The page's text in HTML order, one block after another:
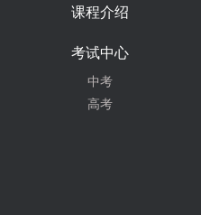
课程介绍
考试中心
中考
高考